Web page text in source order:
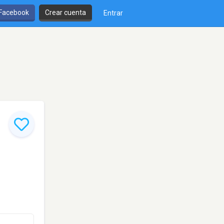
Crear cuenta Entrar